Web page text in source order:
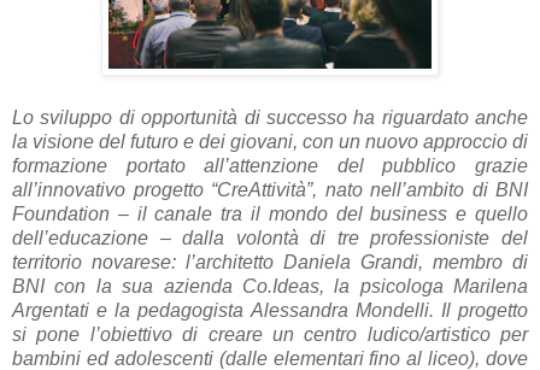
Lo sviluppo di opportunità di successo ha riguardato anche
la visione del futuro e dei giovani, con un nuovo approccio di
formazione portato all’attenzione del pubblico grazie
all’innovativo progetto “CreAttività”, nato nell’ambito di BNI
Foundation – il canale tra il mondo del business e quello
dell’educazione – dalla volontà di tre professioniste del
territorio novarese: l’architetto Daniela Grandi, membro di
BNI con la sua azienda Co.Ideas, la psicologa Marilena
Argentati e la pedagogista Alessandra Mondelli. Il progetto
si pone l’obiettivo di creare un centro ludico/artistico per
bambini ed adolescenti (dalle elementari fino al liceo), dove